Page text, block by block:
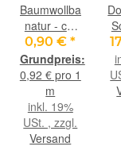
Baumwollband
natur - ca.
1,8 mm
Durchm. x
ca. 98 cm
0,90 €*
0,92 € pro 1
m
inkl. 19%
USt. , zzgl.
Versand